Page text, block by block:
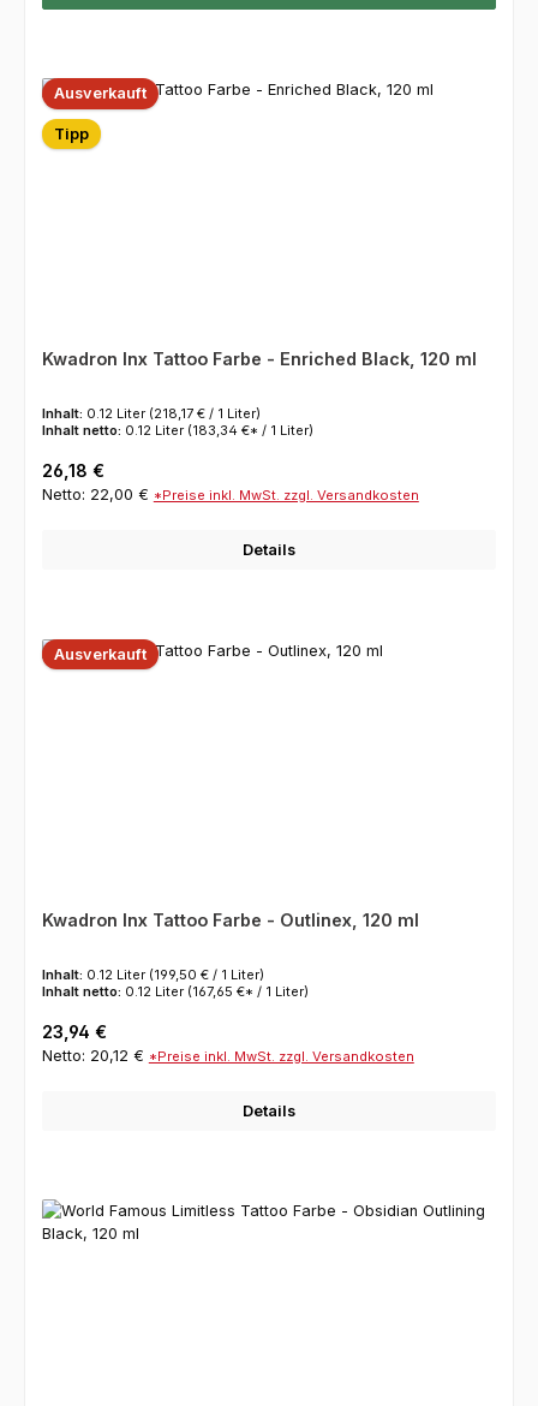
Ausverkauft
Tipp
Kwadron Inx Tattoo Farbe - Enriched Black, 120 ml
Inhalt: 0.12 Liter (218,17 € / 1 Liter)
Inhalt netto: 0.12 Liter (183,34 €* / 1 Liter)
Regulärer Preis:
26,18 €
Netto: 22,00 € *Preise inkl. MwSt. zzgl. Versandkosten
Details
Ausverkauft
Kwadron Inx Tattoo Farbe - Outlinex, 120 ml
Inhalt: 0.12 Liter (199,50 € / 1 Liter)
Inhalt netto: 0.12 Liter (167,65 €* / 1 Liter)
Regulärer Preis:
23,94 €
Netto: 20,12 € *Preise inkl. MwSt. zzgl. Versandkosten
Details